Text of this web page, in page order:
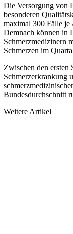
Die Versorgung von
besonderen
maximal 300 Fälle je
Demnach können in
Schmerzmedizinern
Schmerzen im
Zwischen den ersten
Schmerzerkrankung
Bundesdurchschnitt
Weitere Artikel